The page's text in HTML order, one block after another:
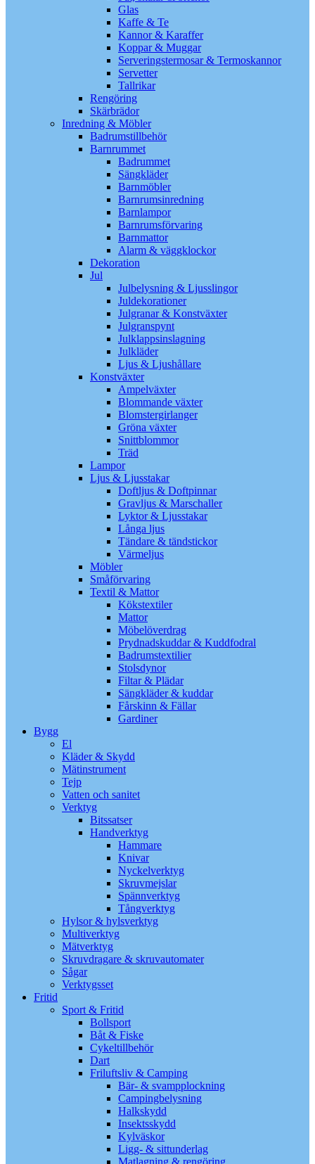
Glas
Kaffe & Te
Kannor & Karaffer
Koppar & Muggar
Serveringstermosar & Termoskannor
Servetter
Tallrikar
Rengöring
Skärbrädor
Inredning & Möbler
Badrumstillbehör
Barnrummet
Badrummet
Sängkläder
Barnmöbler
Barnrumsinredning
Barnlampor
Barnrumsförvaring
Barnmattor
Alarm & väggklockor
Dekoration
Jul
Julbelysning & Ljusslingor
Juldekorationer
Julgranar & Konstväxter
Julgranspynt
Julklappsinslagning
Julkläder
Ljus & Ljushållare
Konstväxter
Ampelväxter
Blommande växter
Blomstergirlanger
Gröna växter
Snittblommor
Träd
Lampor
Ljus & Ljusstakar
Doftljus & Doftpinnar
Gravljus & Marschaller
Lyktor & Ljusstakar
Långa ljus
Tändare & tändstickor
Värmeljus
Möbler
Småförvaring
Textil & Mattor
Kökstextiler
Mattor
Möbelöverdrag
Prydnadskuddar & Kuddfodral
Badrumstextilier
Stolsdynor
Filtar & Plädar
Sängkläder & kuddar
Fårskinn & Fällar
Gardiner
Bygg
El
Kläder & Skydd
Mätinstrument
Tejp
Vatten och sanitet
Verktyg
Bitssatser
Handverktyg
Hammare
Knivar
Nyckelverktyg
Skruvmejslar
Spännverktyg
Tångverktyg
Hylsor & hylsverktyg
Multiverktyg
Mätverktyg
Skruvdragare & skruvautomater
Sågar
Verktygsset
Fritid
Sport & Fritid
Bollsport
Båt & Fiske
Cykeltillbehör
Dart
Friluftsliv & Camping
Bär- & svampplockning
Campingbelysning
Halkskydd
Insektsskydd
Kylväskor
Ligg- & sittunderlag
Matlagning & rengöring